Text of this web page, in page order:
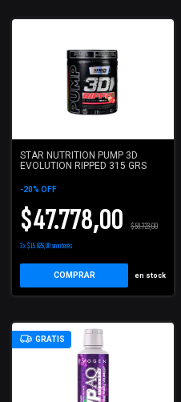
STAR NUTRITION PUMP 3D
EVOLUTION RIPPED 315 GRS
-20% OFF
$47.778,00 $59.723,00
3x$15.926,00sin interés
COMPRAR en stock
GRATIS